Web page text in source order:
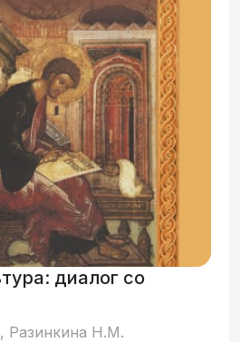
иностранному других
диалог со
Разинкина Н.М.